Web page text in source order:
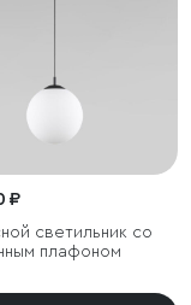
₽
светильник со
плафоном